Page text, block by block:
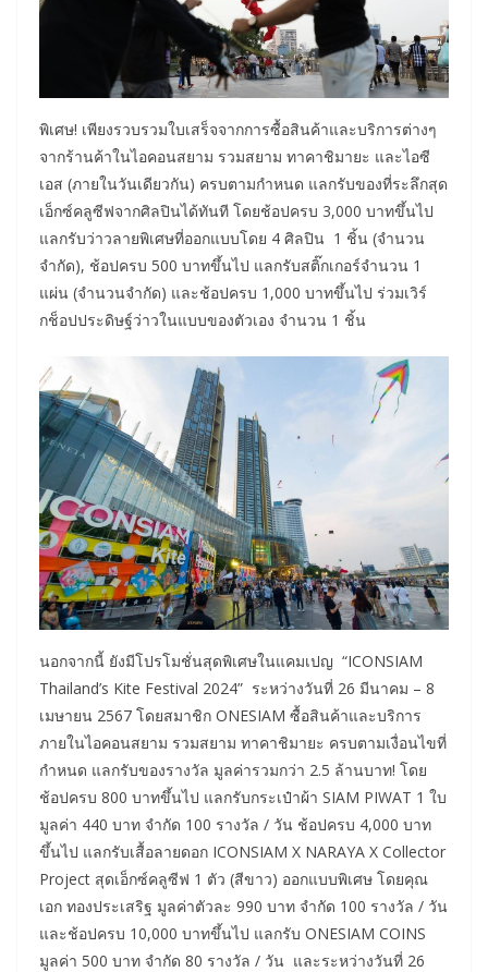
พิเศษ! เพียงรวบรวมใบเสร็จจากการซื้อสินค้าและบริการต่างๆ
จากร้านค้าในไอคอนสยาม รวมสยาม ทาคาชิมายะ และไอซี
เอส (ภายในวันเดียวกัน) ครบตามกำหนด แลกรับของที่ระลึกสุด
เอ็กซ์คลูซีฟจากศิลปินได้ทันที โดยช้อปครบ 3,000 บาทขึ้นไป
แลกรับว่าวลายพิเศษที่ออกแบบโดย 4 ศิลปิน 1 ชิ้น (จำนวน
จำกัด), ช้อปครบ 500 บาทขึ้นไป แลกรับสติ๊กเกอร์จำนวน 1
แผ่น (จำนวนจำกัด) และช้อปครบ 1,000 บาทขึ้นไป ร่วมเวิร์
กช็อปประดิษฐ์ว่าวในแบบของตัวเอง จำนวน 1 ชิ้น
นอกจากนี้ ยังมีโปรโมชั่นสุดพิเศษในแคมเปญ “ICONSIAM
Thailand’s Kite Festival 2024” ระหว่างวันที่ 26 มีนาคม – 8
เมษายน 2567 โดยสมาชิก ONESIAM ซื้อสินค้าและบริการ
ภายในไอคอนสยาม รวมสยาม ทาคาชิมายะ ครบตามเงื่อนไขที่
กำหนด แลกรับของรางวัล มูลค่ารวมกว่า 2.5 ล้านบาท! โดย
ช้อปครบ 800 บาทขึ้นไป แลกรับกระเป๋าผ้า SIAM PIWAT 1 ใบ
มูลค่า 440 บาท จำกัด 100 รางวัล / วัน ช้อปครบ 4,000 บาท
ขึ้นไป แลกรับเสื้อลายดอก ICONSIAM X NARAYA X Collector
Project สุดเอ็กซ์คลูซีฟ 1 ตัว (สีขาว) ออกแบบพิเศษ โดยคุณ
เอก ทองประเสริฐ มูลค่าตัวละ 990 บาท จำกัด 100 รางวัล / วัน
และช้อปครบ 10,000 บาทขึ้นไป แลกรับ ONESIAM COINS
มูลค่า 500 บาท จำกัด 80 รางวัล / วัน และระหว่างวันที่ 26